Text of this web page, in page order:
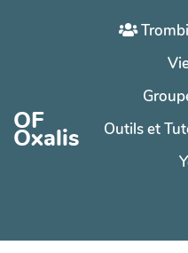
Aller au contenu principal
OF
Oxalis
Trombi
Outils et